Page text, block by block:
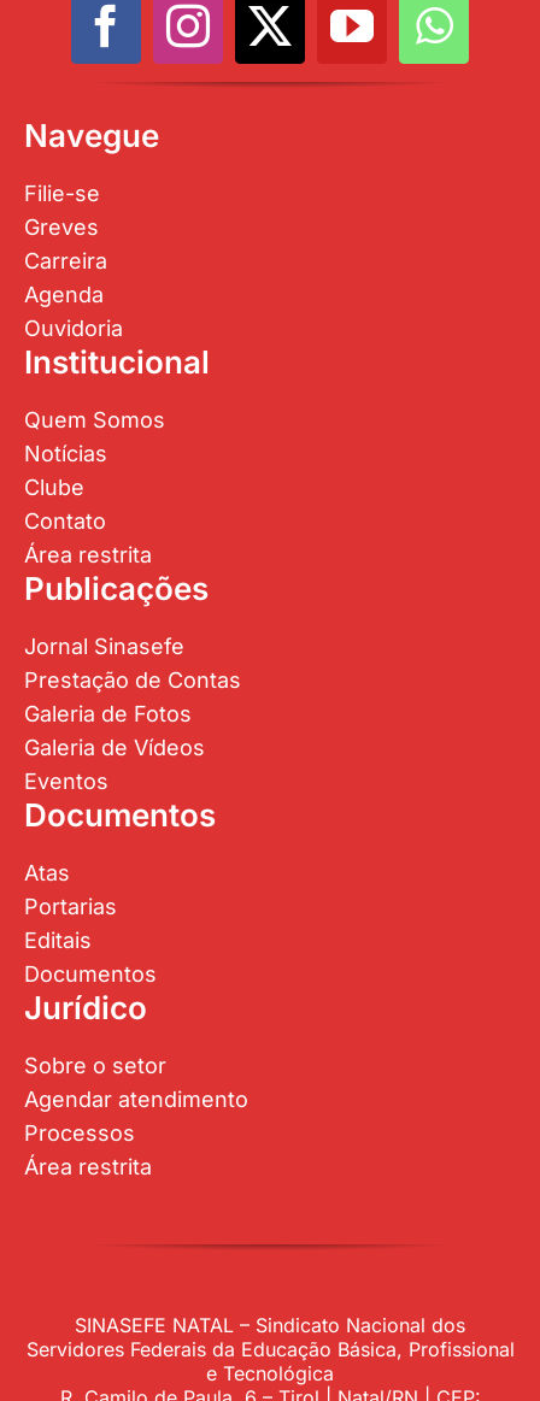
Navegue
Filie-se
Greves
Carreira
Agenda
Ouvidoria
Institucional
Quem Somos
Notícias
Clube
Contato
Área restrita
Publicações
Jornal Sinasefe
Prestação de Contas
Galeria de Fotos
Galeria de Vídeos
Eventos
Documentos
Atas
Portarias
Editais
Documentos
Jurídico
Sobre o setor
Agendar atendimento
Processos
Área restrita
SINASEFE NATAL – Sindicato Nacional dos
Servidores Federais da Educação Básica, Profissional
e Tecnológica